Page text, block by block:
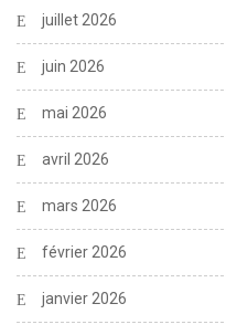
juillet 2026
juin 2026
mai 2026
avril 2026
mars 2026
février 2026
janvier 2026